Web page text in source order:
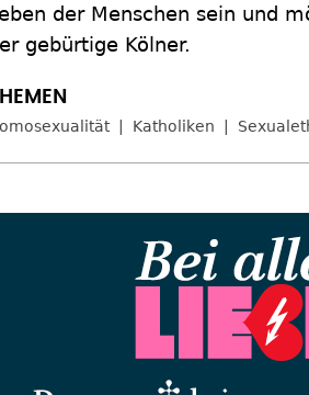
der Menschen sein und
gebürtige Kölner.
Katholiken